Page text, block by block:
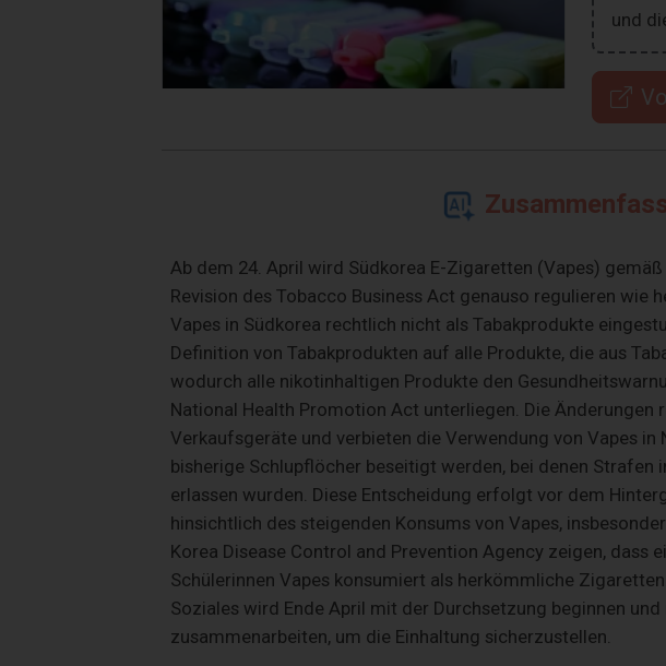
und
Ab dem 24. April wird Südkorea E-Zigaretten (Vapes)
Revision des Tobacco Business Act genauso regulieren wie
Vapes in Südkorea rechtlich nicht als Tabakprodukte
Definition von Tabakprodukten auf alle Produkte, die aus
wodurch alle nikotinhaltigen Produkte den
National Health Promotion Act unterliegen. Die Änderungen
Verkaufsgeräte und verbieten die Verwendung von Vapes
bisherige Schlupflöcher beseitigt werden, bei denen
erlassen wurden. Diese Entscheidung erfolgt vor dem
hinsichtlich des steigenden Konsums von Vapes,
Korea Disease Control and Prevention Agency zeigen, dass
Schülerinnen Vapes konsumiert als herkömmliche
Soziales wird Ende April mit der Durchsetzung beginnen
zusammenarbeiten, um die Einhaltung sicherzustellen.